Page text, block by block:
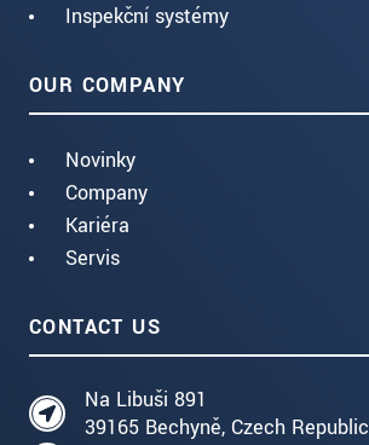
Inspekční systémy
OUR COMPANY
Novinky
Company
Kariéra
Servis
CONTACT US
Na Libuši 891
39165 Bechyně, Czech Republic